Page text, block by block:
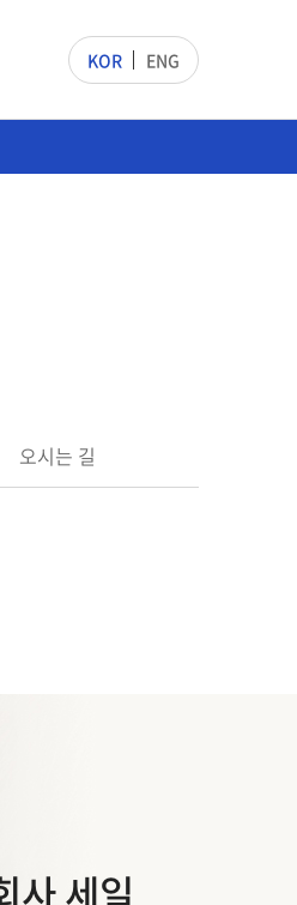
KOR ENG
오시는 길
사 세일